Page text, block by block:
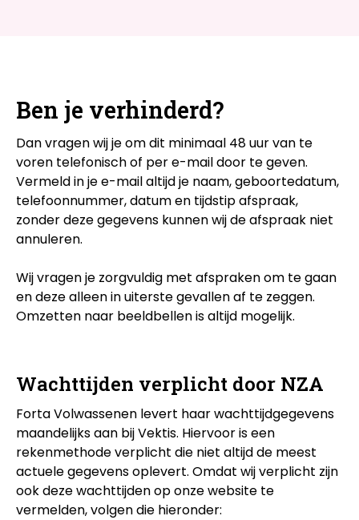
Ben je verhinderd?
Dan vragen wij je om dit minimaal 48 uur van te
voren telefonisch of per e-mail door te geven.
Vermeld in je e-mail altijd je naam, geboortedatum,
telefoonnummer, datum en tijdstip afspraak,
zonder deze gegevens kunnen wij de afspraak niet
annuleren.
Wij vragen je zorgvuldig met afspraken om te gaan
en deze alleen in uiterste gevallen af te zeggen.
Omzetten naar beeldbellen is altijd mogelijk.
Wachttijden verplicht door NZA
Forta Volwassenen levert haar wachttijdgegevens
maandelijks aan bij Vektis. Hiervoor is een
rekenmethode verplicht die niet altijd de meest
actuele gegevens oplevert. Omdat wij verplicht zijn
ook deze wachttijden op onze website te
vermelden, volgen die hieronder: